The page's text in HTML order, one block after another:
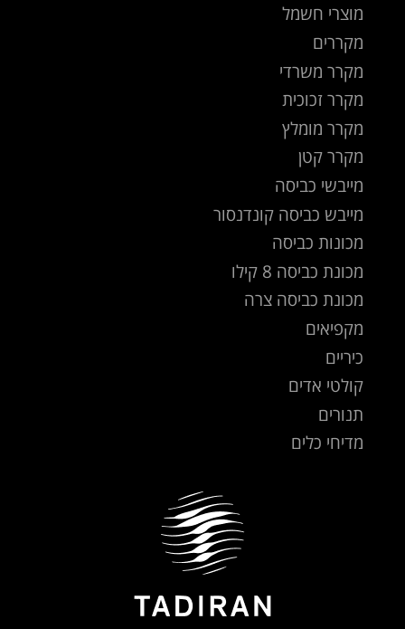
מוצרי חשמל
מקררים
מקרר משרדי
מקרר זכוכית
מקרר מומלץ
מקרר קטן
מייבשי כביסה
מייבש כביסה קונדנסור
מכונות כביסה
מכונת כביסה 8 קילו
מכונת כביסה צרה
מקפיאים
כיריים
קולטי אדים
תנורים
מדיחי כלים